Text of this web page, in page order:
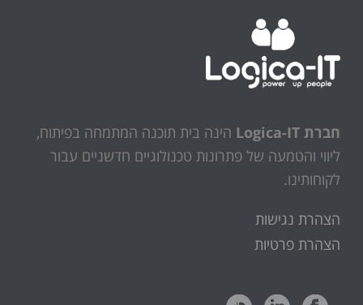
חברת Logica-IT
הינה בית תוכנה המתמחה בפיתוח,
ליווי והטמעה של פתרונות טכנולוגיים חדשניים עבור
לקוחותינו.
הצהרת נגישות
הצהרת פרטיות